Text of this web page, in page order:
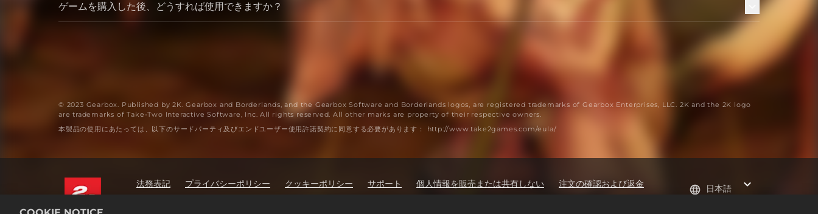
ゲームを購入した後、どうすれば使用できますか？
© 2023 Gearbox. Published by 2K. Gearbox and Borderlands, and the Gearbox Software and Borderlands logos, are registered trademarks of Gearbox Enterprises, LLC. 2K and the 2K logo
are trademarks of Take-Two Interactive Software, Inc. All rights reserved. All other marks are property of their respective owners.
本製品の使用にあたっては、以下のサードパーティ及びエンドユーザー使用許諾契約に同意する必要があります： http://www.take2games.com/eula/
法務表記 プライバシーポリシー クッキーポリシー サポート 個人情報を販売または共有しない
注文の確認および返金
日本語